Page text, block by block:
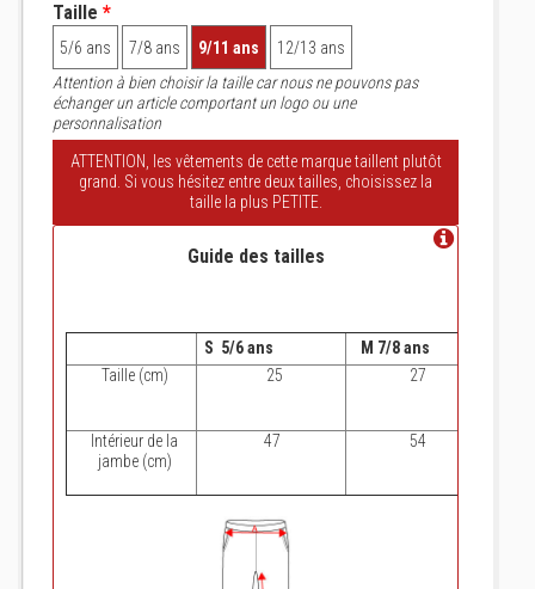
Taille *
5/6 ans 7/8 ans 9/11 ans
12/13 ans
Attention à bien choisir la taille car nous ne pouvons pas
échanger un article comportant un logo ou une
personnalisation
ATTENTION, les vêtements de cette marque taillent plutôt
grand. Si vous hésitez entre deux tailles, choisissez la
taille la plus PETITE.
Guide des tailles
S 5/6 ans M 7/8 ans
Taille (cm)
25 27
Intérieur de la
jambe (cm)
47 54